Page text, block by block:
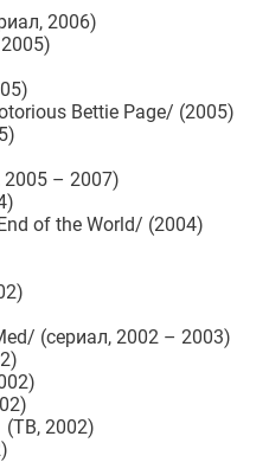
2006)
Bettie Page/ (2005)
– 2007)
of the World/ (2004)
(сериал, 2002 – 2003)
(ТВ, 2002)